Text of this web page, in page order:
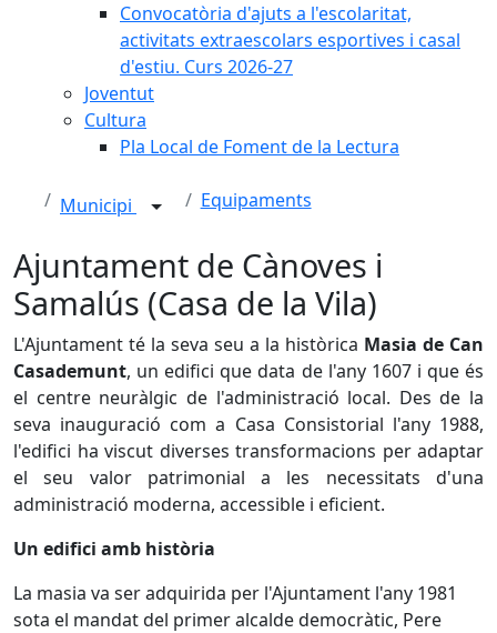
Convocatòria d'ajuts a l'escolaritat,
activitats extraescolars esportives i casal
d'estiu. Curs 2026-27
Joventut
Cultura
Pla Local de Foment de la Lectura
Municipi Equipaments
Ajuntament de Cànoves i
Samalús (Casa de la Vila)
L'Ajuntament té la seva seu a la històrica Masia de Can
Casademunt, un edifici que data de l'any 1607 i que és
el centre neuràlgic de l'administració local. Des de la
seva inauguració com a Casa Consistorial l'any 1988,
l'edifici ha viscut diverses transformacions per adaptar
el seu valor patrimonial a les necessitats d'una
administració moderna, accessible i eficient.
Un edifici amb història
La masia va ser adquirida per l'Ajuntament l'any 1981
sota el mandat del primer alcalde democràtic, Pere